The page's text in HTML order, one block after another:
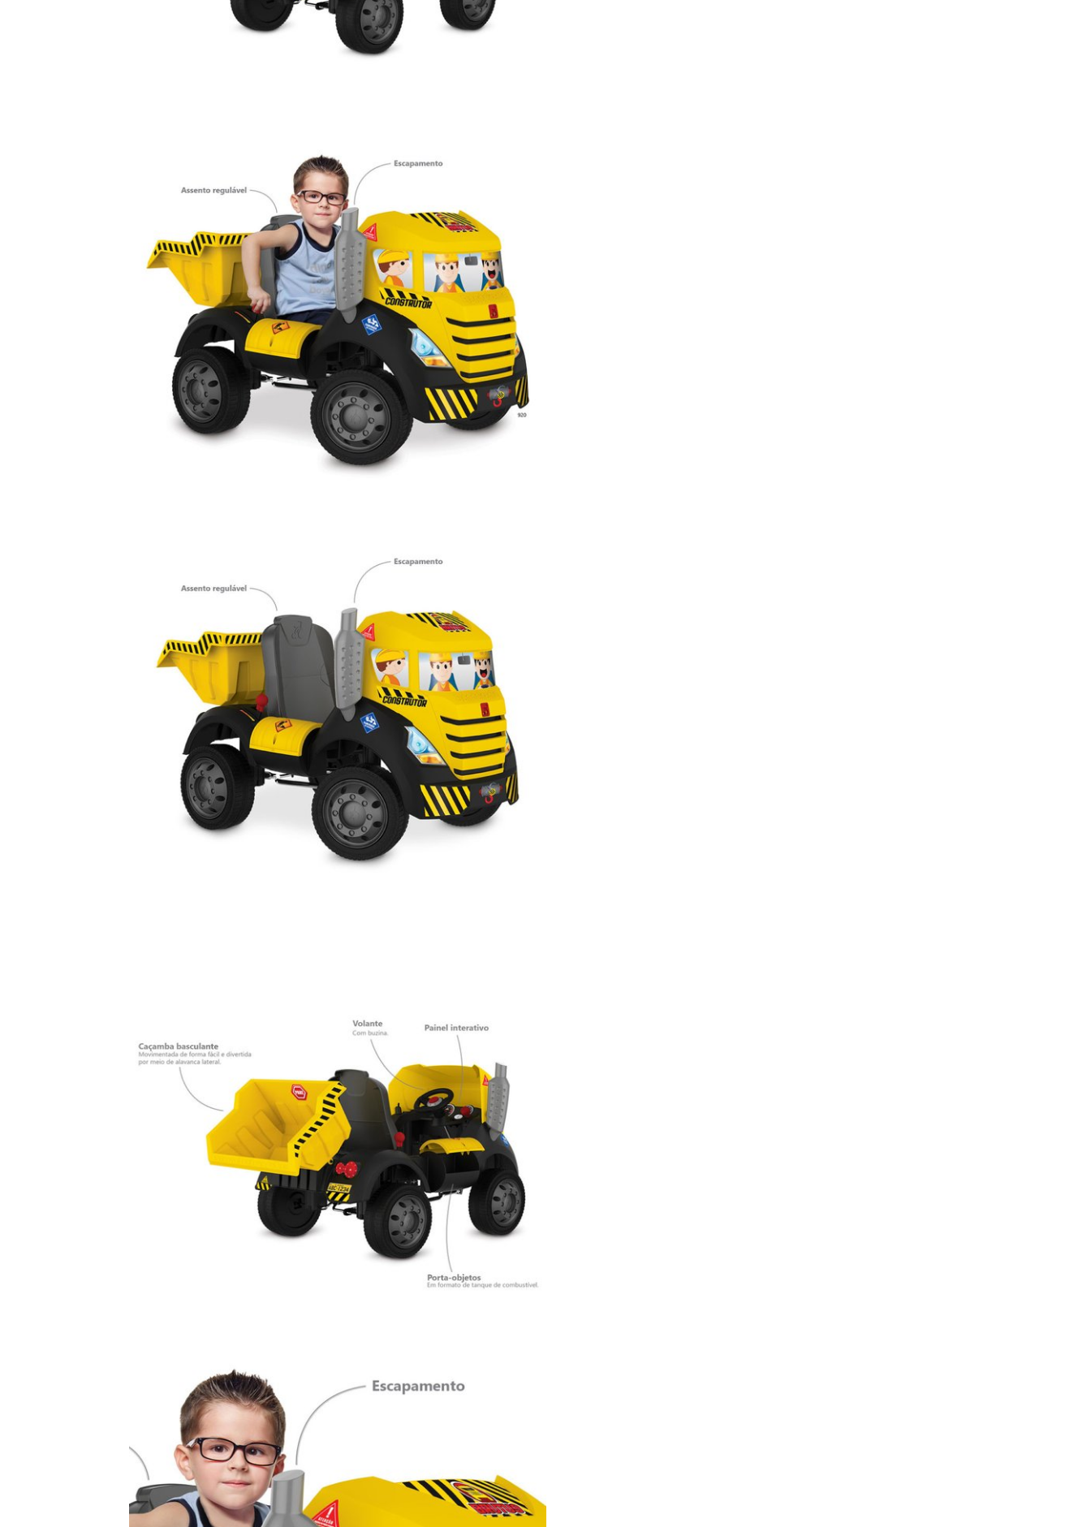
Cadastre-se
Para receber
novidades
Bem-vindo a
Deixe seu e-mail abaixo